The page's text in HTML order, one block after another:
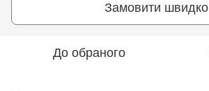
Замовити швидко
До обраного